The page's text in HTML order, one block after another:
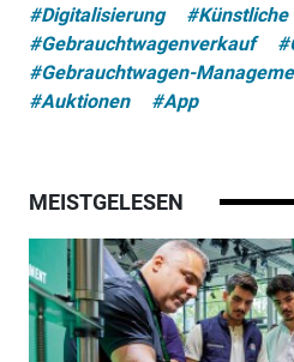
#Digitalisierung
#Gebrauchtwagenverkauf
#Gebrauchtwagen-
#Auktionen
#App
MEISTGELESEN